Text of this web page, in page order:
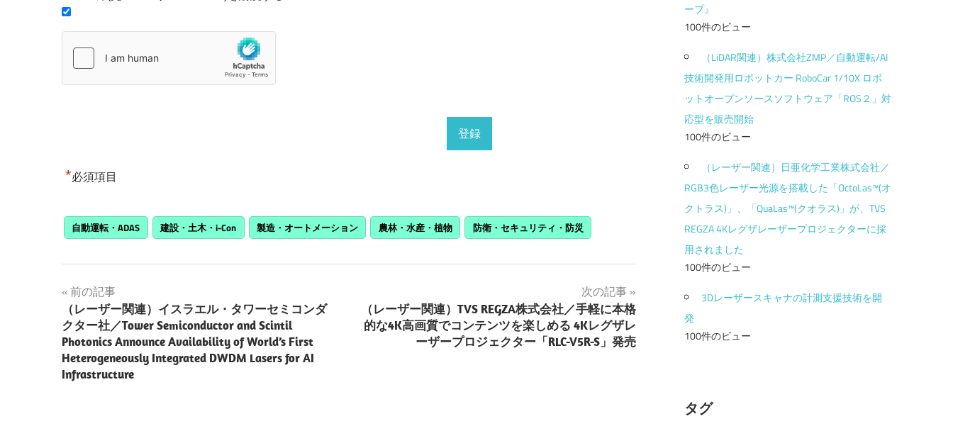
*必須項目
自動運転・ADAS 建設・土木・i-Con 製造・オートメーション 農林・水産・植物 防衛・セキュリティ・防災
投
稿
ナ
ビ
前の記事
（レーザー関連）イスラエル・タワーセミコンダ
クター社／Tower Semiconductor and Scintil
Photonics Announce Availability of World’s First
Heterogeneously Integrated DWDM Lasers for AI
Infrastructure
次の記事
（レーザー関連）TVS REGZA株式会社／手軽に本格
的な4K高画質でコンテンツを楽しめる 4Kレグザレ
ーザープロジェクター「RLC-V5R-S」発売
ープ』
100件のビュー
（LiDAR関連）株式会社ZMP／自動運転/AI
技術開発用ロボットカー RoboCar 1/10X ロボ
ットオープンソースソフトウェア「ROS２」対
応型を販売開始
100件のビュー
（レーザー関連）日亜化学工業株式会社／
RGB3色レーザー光源を搭載した「OctoLas™(オ
クトラス)」、「QuaLas™(クオラス)」が、TVS
REGZA 4Kレグザレーザープロジェクターに採
用されました
100件のビュー
3Dレーザースキャナの計測支援技術を開
発
100件のビュー
タグ